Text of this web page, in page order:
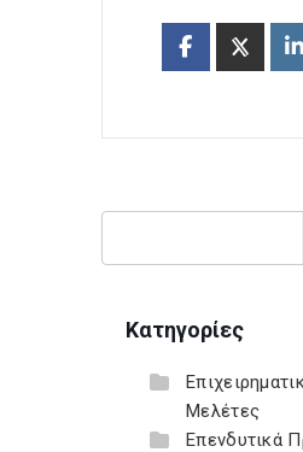
Κατηγορίες
Μελέτες
Επενδυτικά